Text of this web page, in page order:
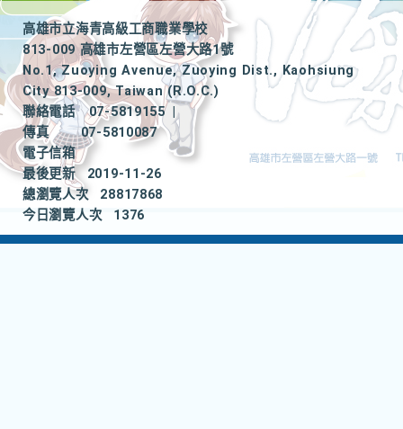
高雄市立海青高級工商職業學校
813-009 高雄市左營區左營大路1號
No.1, Zuoying Avenue, Zuoying Dist., Kaohsiung
City 813-009, Taiwan (R.O.C.)
聯絡電話
07-5819155
|
傳真
07-5810087
電子信箱
最後更新
2019-11-26
總瀏覽人次
28817868
今日瀏覽人次
1376